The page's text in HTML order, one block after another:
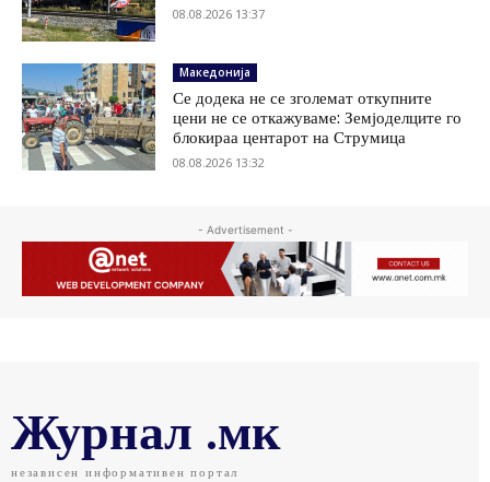
08.08.2026 13:37
Македонија
Се додека не се зголемат откупните
цени не се откажуваме: Земјоделците го
блокираа центарот на Струмица
08.08.2026 13:32
- Advertisement -
Журнал .мк
независен информативен портал